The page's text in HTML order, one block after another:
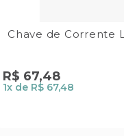
Chave de Corrente
R$ 67,48
1x de R$ 67,48